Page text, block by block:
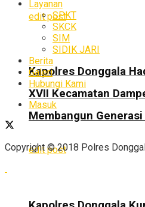
edit post
Kapolres Donggala
XVII Kecamatan
Membangun Generasi
edit post
Layanan
SPKT
SKCK
SIM
SIDIK JARI
Berita
Galeri
Hubungi Kami
Masuk
Copyright © 2018 Polres